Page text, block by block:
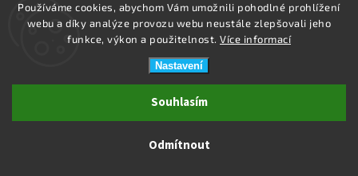
Používáme cookies, abychom Vám umožnili pohodlné prohlížení
webu a díky analýze provozu webu neustále zlepšovali jeho
funkce, výkon a použitelnost. Více informací
Nastavení
Odmítnout
Souhlasím